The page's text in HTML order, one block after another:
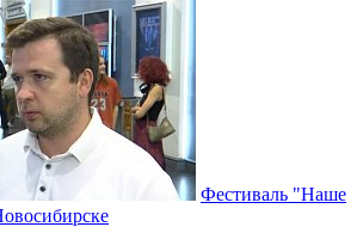
Фестиваль "Наше